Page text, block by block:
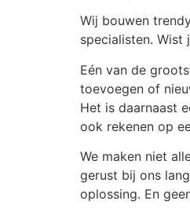
Wij bouwen
specialisten. Wist
Eén van de
toevoegen of
Het is daarnaast
ook rekenen op
We maken niet
gerust bij ons
oplossing. En